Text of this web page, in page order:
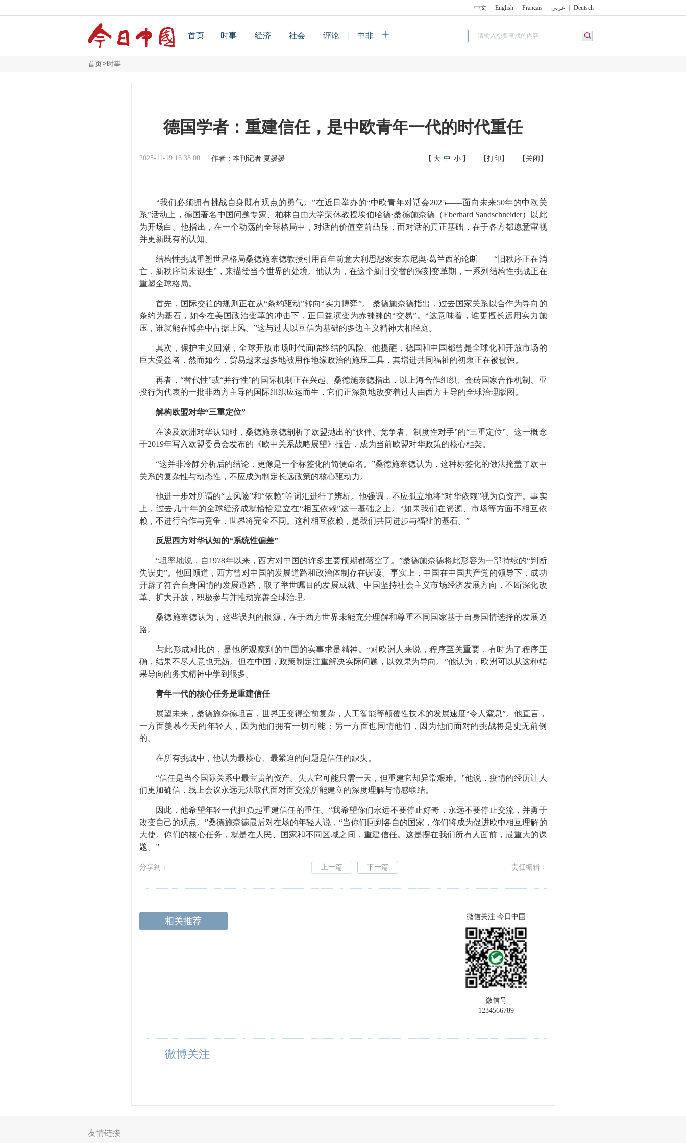
中文 English Français عربي Deutsch
首页 时事 | 经济 | 社会 | 评论 | 中非
首页 >时事
德国学者：重建信任，是中欧青年一代的时代重任
2025-11-19 16:38:00 作者：本刊记者 夏媛媛 【关闭】
【打印】
【 大 中 小 】
“我们必须拥有挑战自身既有观点的勇气。”在近日举办的“中欧青年对话会2025——面向未来50年的中欧关
系”活动上，德国著名中国问题专家、柏林自由大学荣休教授埃伯哈德·桑德施奈德（Eberhard Sandschneider）以此
为开场白。他指出，在一个动荡的全球格局中，对话的价值空前凸显，而对话的真正基础，在于各方都愿意审视
并更新既有的认知。
结构性挑战重塑世界格局桑德施奈德教授引用百年前意大利思想家安东尼奥·葛兰西的论断——“ 旧秩序正在消
亡，新秩序尚未诞生”，来描绘当今世界的处境。他认为，在这个新旧交替的深刻变革期，一系列结构性挑战正在
重塑全球格局。
首先，国际交往的规则正在从“条约驱动”转向“实力博弈”。
桑德施奈德指出，过去国家关系以合作为导向的
条约为基石，如今在美国政治变革的冲击下，正日益演变为赤裸裸的“交易”。“这意味着，谁更擅长运用实力施
压，谁就能在博弈中占据上风。 ”这与过去以互信为基础的多边主义精神大相径庭。
其次，保护主义回潮，全球开放市场时代面临终结的风险。他提醒，德国和中国都曾是全球化和开放市场的
巨大受益者，然而如今，贸易越来越多地被用作地缘政治的施压工具，其增进共同福祉的初衷正在被侵蚀。
再者， “替代性”或“并行性”的国际机制正在兴起。桑德施奈德指出，以上海合作组织、金砖国家合作机制、亚
投行为代表的一批非西方主导的国际组织应运而生，它们正深刻地改变着过去由西方主导的全球治理版图。
解构欧盟对华“三重定位”
在谈及欧洲对华认知时，桑德施奈德剖析了欧盟抛出的“伙伴、竞争者、制度性对手”的“三重定位”。这一概念
于2019年写入欧盟委员会发布的《欧中关系战略展望》报告，成为当前欧盟对华政策的核心框架。
“这并非冷静分析后的结论，更像是一个标签化的简便命名。”桑德施奈德认为，这种标签化的做法掩盖了欧中
关系的复杂性与动态性，不应成为制定长远政策的核心驱动力。
他进一步对所谓的“去风险”和“依赖”等词汇进行了辨析。他强调，不应孤立地将“对华依赖”视为负资产。事实
上，过去几十年的全球经济成就恰恰建立在“相互依赖”这一基础之上。 “如果我们在资源、市场等方面不相互依
赖，不进行合作与竞争，世界将完全不同。这种相互依赖，是我们共同进步与福祉的基石。 ”
反思西方对华认知的“系统性偏差”
“坦率地说，自1978年以来，西方对中国的许多主要预期都落空了。 ”桑德施奈德将此形容为一部持续的“判断
失误史”。他回顾道，西方曾对中国的发展道路和政治体制存在误读。事实上，中国在中国共产党的领导下，成功
开辟了符合自身国情的发展道路，取了举世瞩目的发展成就。中国坚持社会主义市场经济发展方向，不断深化改
革、扩大开放，积极参与并推动完善全球治理。
桑德施奈德认为，这些误判的根源，在于西方世界未能充分理解和尊重不同国家基于自身国情选择的发展道
路。
与此形成对比的，是他所观察到的中国的实事求是精神。 “对欧洲人来说，程序至关重要，有时为了程序正
确，结果不尽人意也无妨。但在中国，政策制定注重解决实际问题，以效果为导向。 ”他认为，欧洲可以从这种结
果导向的务实精神中学到很多。
青年一代的核心任务是重建信任
展望未来，桑德施奈德坦言，世界正变得空前复杂，人工智能等颠覆性技术的发展速度“令人窒息”。他直言，
一方面羡慕今天的年轻人，因为他们拥有一切可能；另一方面也同情他们，因为他们面对的挑战将是史无前例
的。
在所有挑战中，他认为最核心、最紧迫的问题是信任的缺失。
“信任是当今国际关系中最宝贵的资产。失去它可能只需一天，但重建它却异常艰难。”他说，疫情的经历让人
们更加确信，线上会议永远无法取代面对面交流所能建立的深度理解与情感联结。
因此，他希望年轻一代担负起重建信任的重任。“我希望你们永远不要停止好奇，永远不要停止交流，并勇于
改变自己的观点。 ”桑德施奈德最后对在场的年轻人说，“当你们回到各自的国家，你们将成为促进欧中相互理解的
大使。你们的核心任务，就是在人民、国家和不同区域之间，重建信任。这是摆在我们所有人面前，最重大的课
题。 ”
分享到： 上一篇 下一篇 责任编辑：
相关推荐 微信关注 今日中国
微信号
1234566789
微博关注
友情链接